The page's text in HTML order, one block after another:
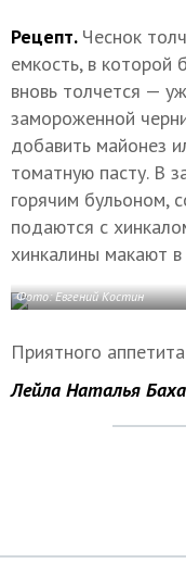
Рецепт. Чеснок
емкость, в которой
вновь толчется —
замороженной
добавить майонез
томатную пасту. В
горячим бульоном,
подаются с
хинкалины макают в
Фото: Евгений Костин
Приятного
Лейла Наталья